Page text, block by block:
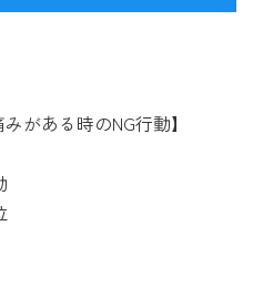
がある時のNG行動】